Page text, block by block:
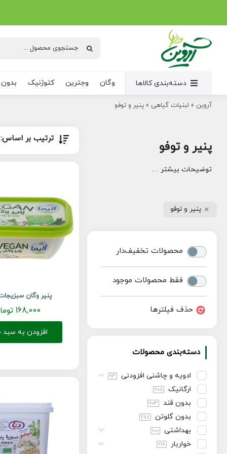
جستجو
دسته‌بندی کالاها وگان وجترین کتوژنیک
آروین » لبنیات گیاهی » پنیر و توفو
پنیر و توفو
توضیحات بیشتر …
پنیر و توفو
محصولات تخفیف‌دار
فقط محصولات موجود
حذف فیلترها
دسته‌بندی محصولات
ادویه و چاشنی افزودنی 93
ارگانیک 208
بدون قند 903
بدون گلوتن 288
بهداشتی 100
خواربار 218
ترتیب بر اساس:
پنیر وگان
168,000
افزودن به سبد